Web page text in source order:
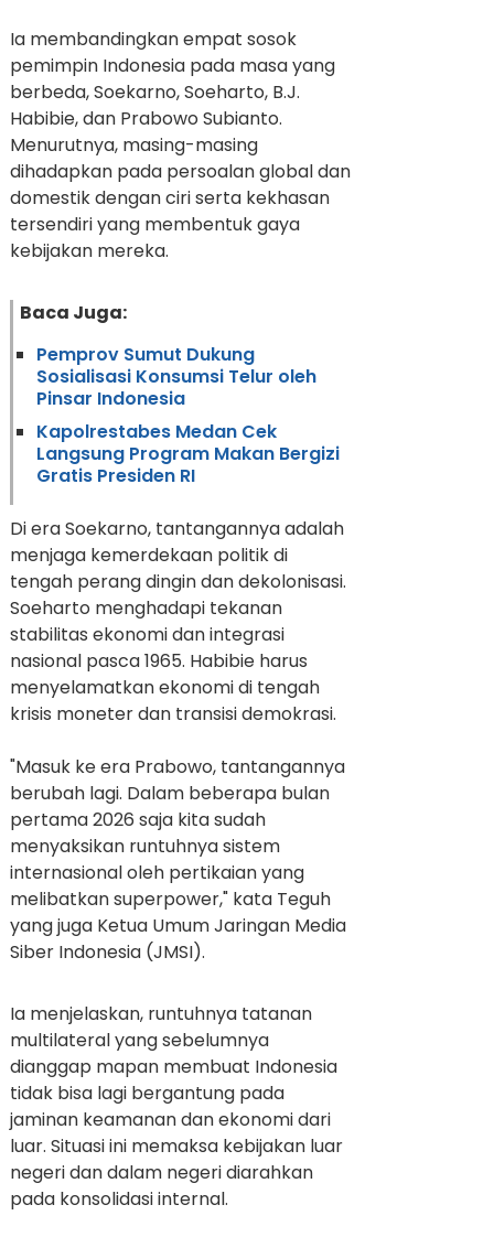
Ia membandingkan empat sosok
pemimpin Indonesia pada masa yang
berbeda, Soekarno, Soeharto, B.J.
Habibie, dan Prabowo Subianto.
Menurutnya, masing-masing
dihadapkan pada persoalan global dan
domestik dengan ciri serta kekhasan
tersendiri yang membentuk gaya
kebijakan mereka.
Baca Juga:
Pemprov Sumut Dukung
Sosialisasi Konsumsi Telur oleh
Pinsar Indonesia
Kapolrestabes Medan Cek
Langsung Program Makan Bergizi
Gratis Presiden RI
Di era Soekarno, tantangannya adalah
menjaga kemerdekaan politik di
tengah perang dingin dan dekolonisasi.
Soeharto menghadapi tekanan
stabilitas ekonomi dan integrasi
nasional pasca 1965. Habibie harus
menyelamatkan ekonomi di tengah
krisis moneter dan transisi demokrasi.
"Masuk ke era Prabowo, tantangannya
berubah lagi. Dalam beberapa bulan
pertama 2026 saja kita sudah
menyaksikan runtuhnya sistem
internasional oleh pertikaian yang
melibatkan superpower," kata Teguh
yang juga Ketua Umum Jaringan Media
Siber Indonesia (JMSI).
Ia menjelaskan, runtuhnya tatanan
multilateral yang sebelumnya
dianggap mapan membuat Indonesia
tidak bisa lagi bergantung pada
jaminan keamanan dan ekonomi dari
luar. Situasi ini memaksa kebijakan luar
negeri dan dalam negeri diarahkan
pada konsolidasi internal.